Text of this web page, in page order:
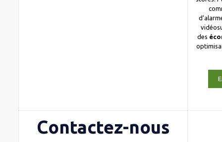
des
Contactez-nous